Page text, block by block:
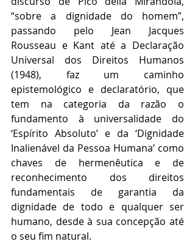
“sobre a dignidade do homem”,
passando pelo Jean Jacques
Rousseau e Kant até a Declaração
Universal dos Direitos Humanos
(1948), faz um caminho
epistemológico e declaratório, que
tem na categoria da razão o
fundamento à universalidade do
‘Espírito Absoluto’ e da ‘Dignidade
Inalienável da Pessoa Humana’ como
chaves de hermenêutica e de
reconhecimento dos direitos
fundamentais de garantia da
dignidade de todo e qualquer ser
humano, desde à sua concepção até
o seu fim natural.